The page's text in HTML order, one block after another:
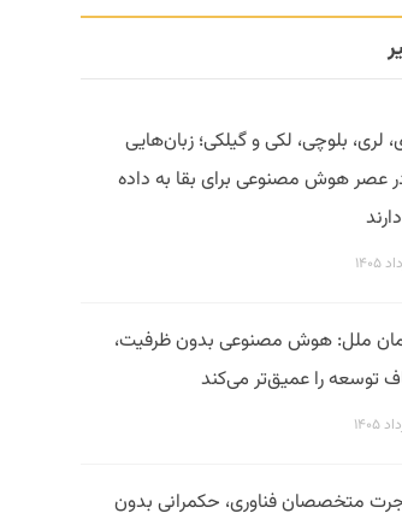
لری، بلوچی، لکی و گیلکی؛ زبان‌هایی
عصر هوش مصنوعی برای بقا به داده
ملل: هوش مصنوعی بدون ظرفیت،
توسعه را عمیق‌تر می‌کند
متخصصان فناوری، حکمرانی بدون